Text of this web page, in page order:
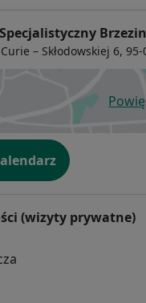
– Skłodowskiej 6, 95-
(wizyty prywatne)